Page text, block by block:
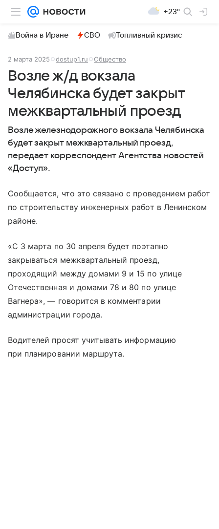
+23°
Война в Иране СВО Топливный кризис
2 марта 2025 dostup1.ru Общество
Возле ж/д вокзала
Челябинска будет закрыт
межквартальный проезд
Возле железнодорожного вокзала Челябинска
будет закрыт межквартальный проезд,
передает корреспондент Агентства новостей
«Доступ».
Сообщается, что это связано с проведением работ
по строительству инженерных работ в Ленинском
районе.
«С 3 марта по 30 апреля будет поэтапно
закрываться межквартальный проезд,
проходящий между домами 9 и 15 по улице
Отечественная и домами 78 и 80 по улице
Вагнера», — говорится в комментарии
администрации города.
Водителей просят учитывать информацию
при планировании маршрута.